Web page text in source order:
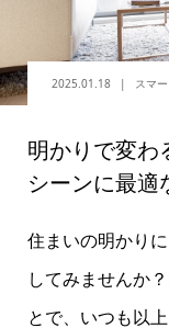
2025.01.18 スマ
明かりで変わ
シーンに最適
住まいの明かり
してみませんか
とで、いつも以